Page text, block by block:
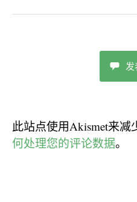
此站点使用Akismet来减
何处理您的评论数据。